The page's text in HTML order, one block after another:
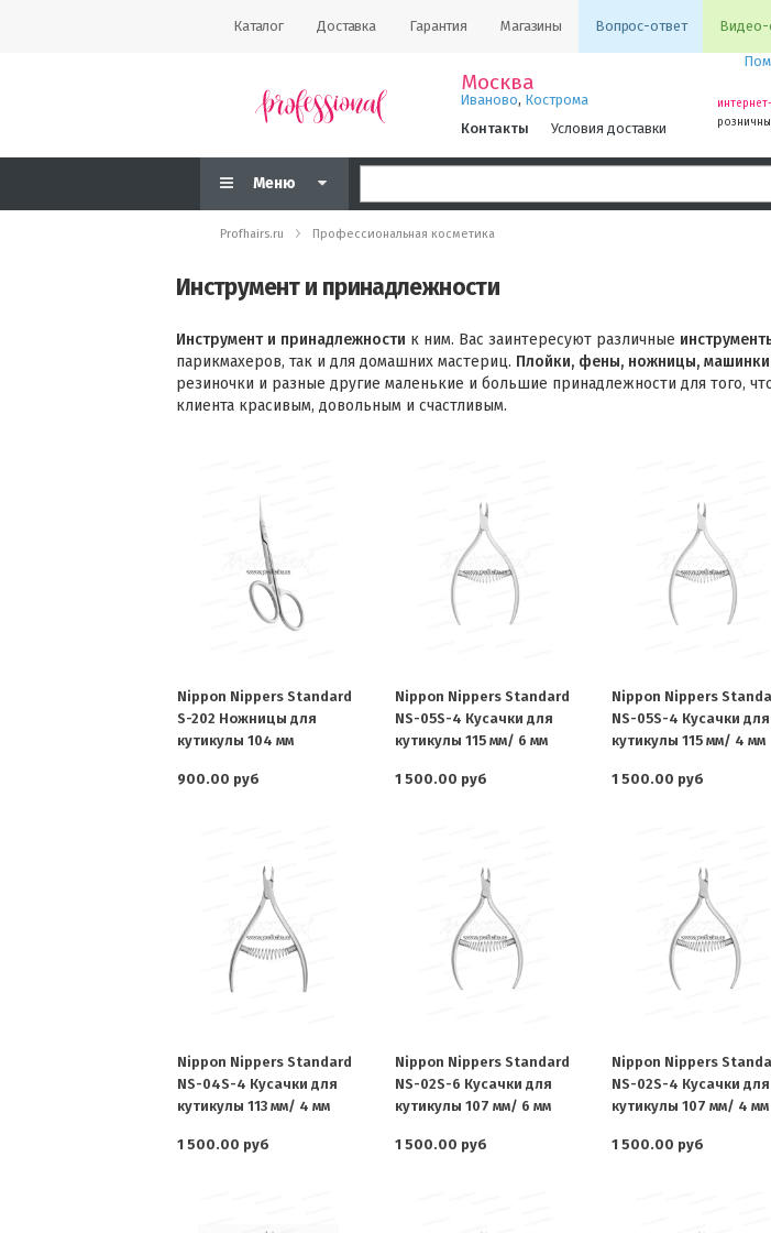
Каталог Доставка Гарантия Магазины Вопрос-ответ Видео-
Москва
Иваново, Кострома
Контакты
Условия доставки
Меню
Profhairs.ru Профессиональная косметика
Инструмент и принадлежности
Инструмент и принадлежности к ним. Вас заинтересуют различные
парикмахеров, так и для домашних мастериц. Плойки, фены, ножницы, машинки
резиночки и разные другие маленькие и большие принадлежности для того,
клиента красивым, довольным и счастливым.
Nippon Nippers Standard
S-202 Ножницы для
кутикулы 104 мм
900.00 руб
Nippon Nippers Standard
NS-05S-4 Кусачки для
кутикулы 115 мм/ 6 мм
1 500.00 руб
Nippon Nippers
NS-05S-4 Кусачки для
кутикулы 115 мм/ 4 мм
1 500.00 руб
Nippon Nippers Standard
NS-04S-4 Кусачки для
кутикулы 113 мм/ 4 мм
1 500.00 руб
Nippon Nippers Standard
NS-02S-6 Кусачки для
кутикулы 107 мм/ 6 мм
1 500.00 руб
Nippon Nippers
NS-02S-4 Кусачки для
кутикулы 107 мм/ 4 мм
1 500.00 руб